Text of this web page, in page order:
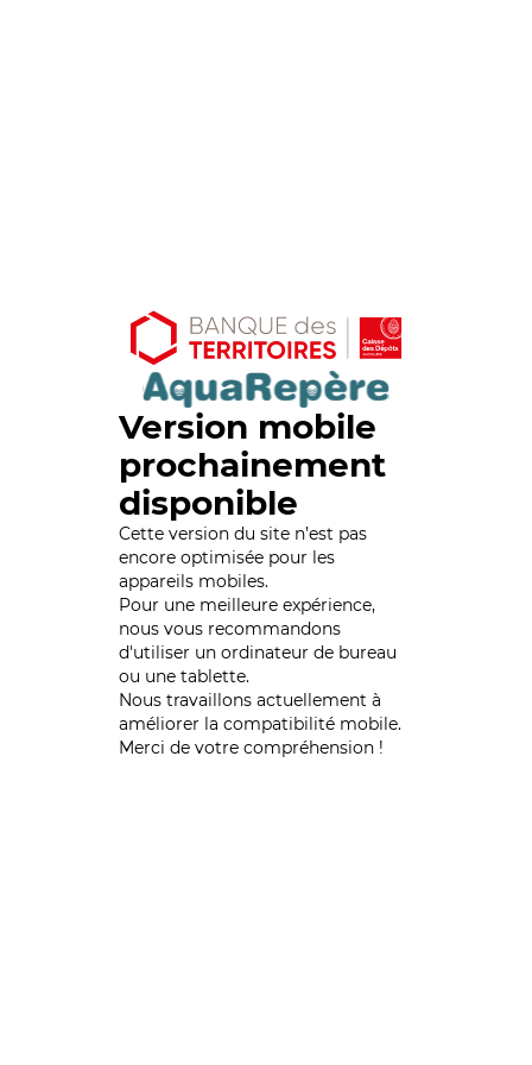
Version mobile
prochainement
disponible
Cette version du site n’est pas
encore optimisée pour les
appareils mobiles.
Pour une meilleure expérience,
nous vous recommandons
d'utiliser un ordinateur de bureau
ou une tablette.
Nous travaillons actuellement à
améliorer la compatibilité mobile.
Merci de votre compréhension !